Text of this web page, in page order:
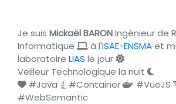
Je suis Mickaël BARONIngénieur de
Informatique
à l'ISAE-ENSMAet
laboratoire LIAS le jour
Veilleur Technologique la nuit
#Java
#Container #VueJS
#WebSemantic